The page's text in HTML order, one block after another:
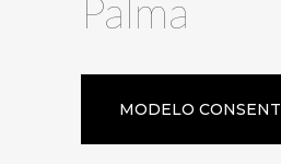
Palma
MODELO